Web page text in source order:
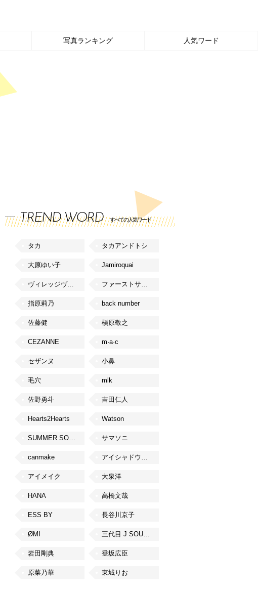
写真ランキング 人気ワード
TREND WORD すべての人気ワード
タカ タカアンドトシ
大原ゆい子 Jamiroquai
ヴィレッジヴァンガード ファーストサマーウイカ
指原莉乃 back number
佐藤健 槇原敬之
CEZANNE m·a·c
セザンヌ 小鼻
毛穴 mlk
佐野勇斗 吉田仁人
Hearts2Hearts Watson
SUMMER SONIC サマソニ
canmake アイシャドウベース
アイメイク 大泉洋
HANA 高橋文哉
ESS BY 長谷川京子
ØMI 三代目 J SOUL BROTHERS from EXILE TRIBE
岩田剛典 登坂広臣
原菜乃華 東城りお